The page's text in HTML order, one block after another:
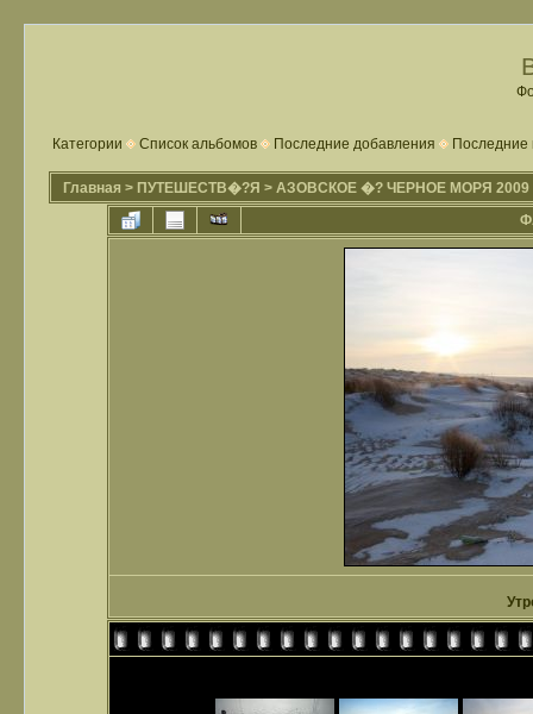
Категории Список альбомов Последние добавления Последние
Главная > ПУТЕШЕСТВ�?Я > АЗОВСКОЕ �? ЧЕРНОЕ МОРЯ